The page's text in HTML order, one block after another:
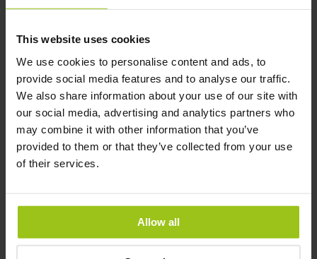
This website uses cookies
We use cookies to personalise content and ads, to
provide social media features and to analyse our traffic.
We also share information about your use of our site with
our social media, advertising and analytics partners who
may combine it with other information that you’ve
provided to them or that they’ve collected from your use
of their services.
Allow all
Gratis protokoll mot Candida
Vi tilbyr en omfattende og helt kostnadsfri
protokoll mot Candida og annen sopp, utviklet
for å gi deg en tydelig, strukturert og effektiv
strategi fra start. Du kan få den direkte fra oss.
Kontakt vår kundeservice
på[email protected]så sender vi den
umiddelbart til deg.
Anbefalt lesning
Candida - den lumske gjærsoppen